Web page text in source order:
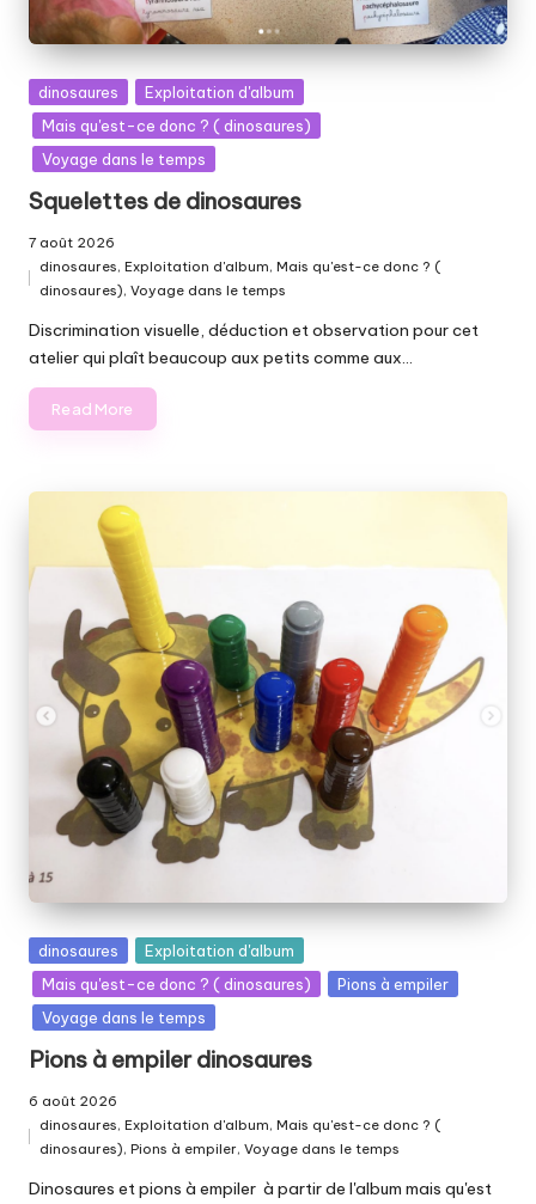
Posted
in
dinosaures
Exploitation d'album
Mais qu'est-ce donc ? ( dinosaures)
Voyage dans le temps
Squelettes de dinosaures
7 août 2026
Posted
dinosaures,Exploitation d'album,Mais qu'est-ce donc ? (
dinosaures),Voyage dans le temps
Discrimination visuelle, déduction et observation pour cet
atelier qui plaît beaucoup aux petits comme aux…
Read More
Posted
in
dinosaures
Exploitation d'album
Mais qu'est-ce donc ? ( dinosaures)
Pions à empiler
Voyage dans le temps
Pions à empiler dinosaures
6 août 2026
Posted
dinosaures,Exploitation d'album,Mais qu'est-ce donc ? (
dinosaures),Pions à empiler,Voyage dans le temps
Dinosaures et pions à empiler à partir de l'album mais qu'est